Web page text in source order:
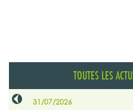
TOUTES LES
31/07/2026